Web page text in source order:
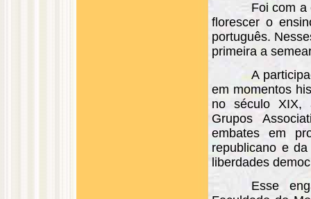
Foi com a
florescer o
português.
primeira a
A
em momentos
no século XIX,
Grupos
embates em
republicano e
liberdades
Esse